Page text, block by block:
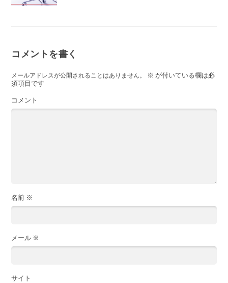
コメントを書く
メールアドレスが公開されることはありません。 ※ が付いている欄は必
須項目です
コメント
名前 ※
メール ※
サイト